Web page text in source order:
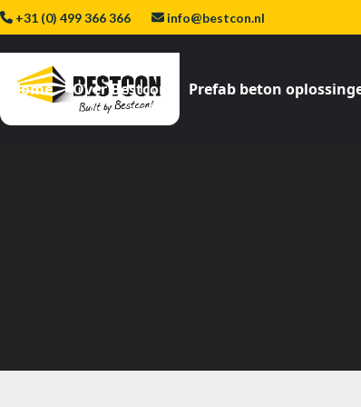
Skip
to
content
+31 (0) 499 366 366 info@bestcon.nl
Home Over Bestcon Prefab beton